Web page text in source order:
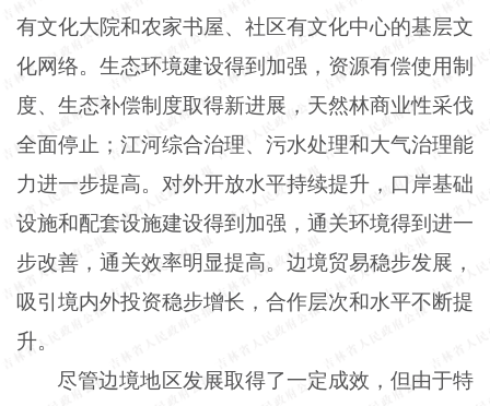
有文化大院和农家书屋、社区有文化中心的基层文
化网络。生态环境建设得到加强，资源有偿使用制
度、生态补偿制度取得新进展，天然林商业性采伐
全面停止；江河综合治理、污水处理和大气治理能
力进一步提高。对外开放水平持续提升，口岸基础
设施和配套设施建设得到加强，通关环境得到进一
步改善，通关效率明显提高。边境贸易稳步发展，
吸引境内外投资稳步增长，合作层次和水平不断提
升。
尽管边境地区发展取得了一定成效，但由于特